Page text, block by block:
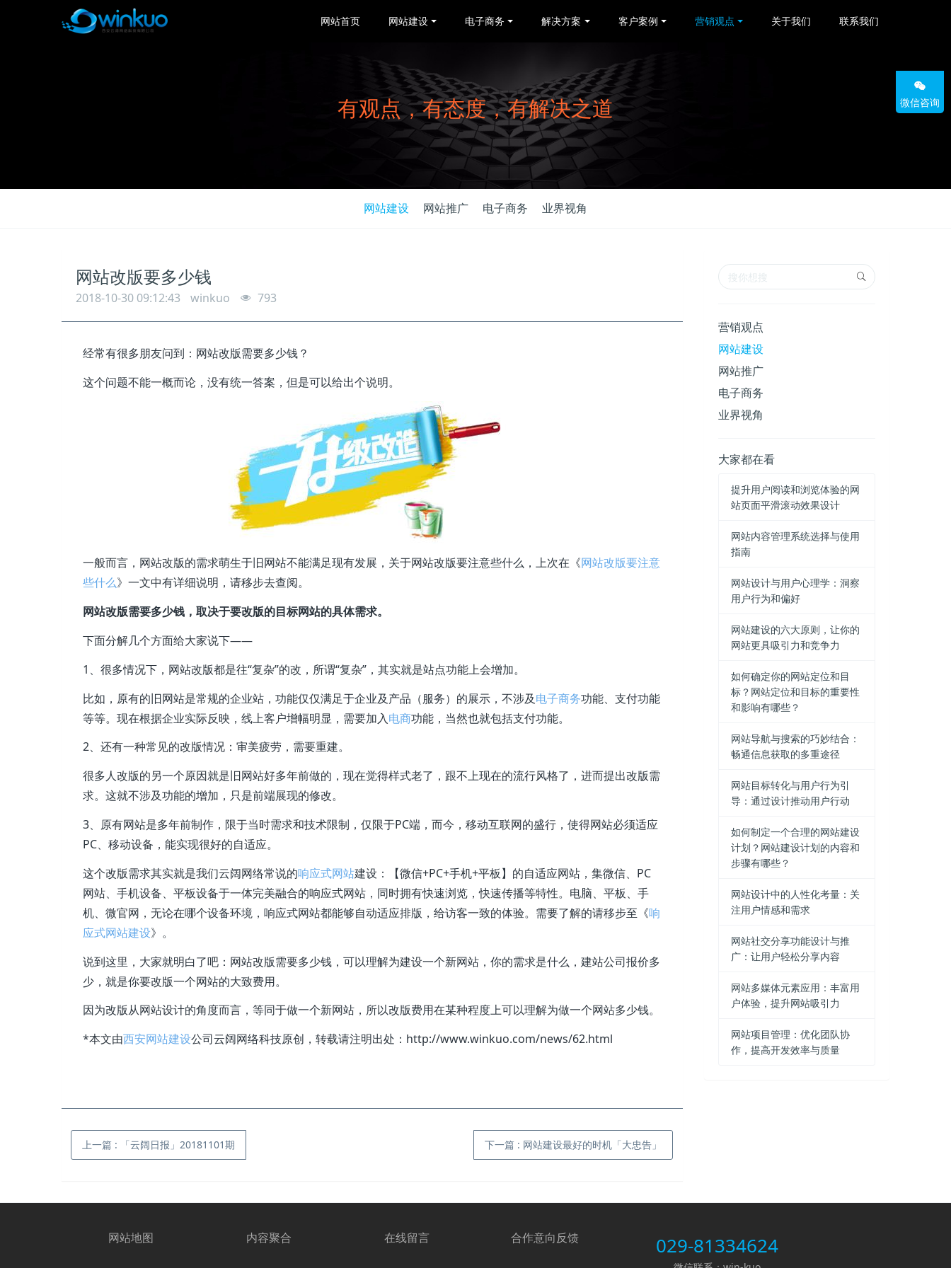
网站首页 网站建设 电子商务 解决方案 客户案例 营销观点 关于我们 联系我们
有观点，有态度，有解决之道
网站建设 网站推广 电子商务 业界视角
网站改版要多少钱
2018-10-30 09:12:43 winkuo 793
经常有很多朋友问到：网站改版需要多少钱？
这个问题不能一概而论，没有统一答案，但是可以给出个说明。
一般而言，网站改版的需求萌生于旧网站不能满足现有发展，关于网站改版要注意些什么，上次在《网站改版要注意
些什么》一文中有详细说明，请移步去查阅。
网站改版需要多少钱，取决于要改版的目标网站的具体需求。
下面分解几个方面给大家说下——
1、很多情况下，网站改版都是往“复杂”的改，所谓“复杂”，其实就是站点功能上会增加。
比如，原有的旧网站是常规的企业站，功能仅仅满足于企业及产品（服务）的展示，不涉及电子商务功能、支付功能
等等。现在根据企业实际反映，线上客户增幅明显，需要加入电商功能，当然也就包括支付功能。
2、还有一种常见的改版情况：审美疲劳，需要重建。
很多人改版的另一个原因就是旧网站好多年前做的，现在觉得样式老了，跟不上现在的流行风格了，进而提出改版需
求。这就不涉及功能的增加，只是前端展现的修改。
3、原有网站是多年前制作，限于当时需求和技术限制，仅限于PC端，而今，移动互联网的盛行，使得网站必须适应
PC、移动设备，能实现很好的自适应。
这个改版需求其实就是我们云阔网络常说的响应式网站建设：【微信+PC+手机+平板】的自适应网站，集微信、PC
网站、手机设备、平板设备于一体完美融合的响应式网站，同时拥有快速浏览，快速传播等特性。电脑、平板、手
机、微官网，无论在哪个设备环境，响应式网站都能够自动适应排版，给访客一致的体验。需要了解的请移步至《响
应式网站建设》。
说到这里，大家就明白了吧：网站改版需要多少钱，可以理解为建设一个新网站，你的需求是什么，建站公司报价多
少，就是你要改版一个网站的大致费用。
因为改版从网站设计的角度而言，等同于做一个新网站，所以改版费用在某种程度上可以理解为做一个网站多少钱。
*本文由西安网站建设公司云阔网络科技原创，转载请注明出处：http://www.winkuo.com/news/62.html
上一篇 : 「云阔日报」20181101期 下一篇 : 网站建设最好的时机「大忠告」
营销观点
网站建设
网站推广
电子商务
业界视角
大家都在看
提升用户阅读和浏览体验的网
站页面平滑滚动效果设计
网站内容管理系统选择与使用
指南
网站设计与用户心理学：洞察
用户行为和偏好
网站建设的六大原则，让你的
网站更具吸引力和竞争力
如何确定你的网站定位和目
标？网站定位和目标的重要性
和影响有哪些？
网站导航与搜索的巧妙结合：
畅通信息获取的多重途径
网站目标转化与用户行为引
导：通过设计推动用户行动
如何制定一个合理的网站建设
计划？网站建设计划的内容和
步骤有哪些？
网站设计中的人性化考量：关
注用户情感和需求
网站社交分享功能设计与推
广：让用户轻松分享内容
网站多媒体元素应用：丰富用
户体验，提升网站吸引力
网站项目管理：优化团队协
作，提高开发效率与质量
网站地图 内容聚合 在线留言 合作意向反馈 029-81334624
微信咨询